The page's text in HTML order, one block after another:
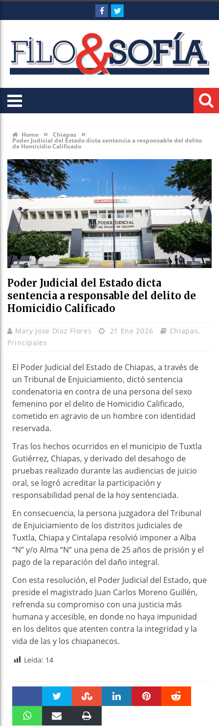
Home » Chiapas »
Poder Judicial del Estado dicta sentencia a responsable del delito
de Homicidio Calificado
Poder Judicial del Estado dicta
sentencia a responsable del delito de
Homicidio Calificado
Mary Jose Díaz Flores 21 Ene 2026 Chiapas,
Principales
El Poder Judicial del Estado de Chiapas, a través de
un Tribunal de Enjuiciamiento, dictó sentencia
condenatoria en contra de una persona del sexo
femenino por el delito de Homicidio Calificado,
cometido en agravio de un hombre con identidad
reservada.
Tras los hechos ocurridos en el municipio de Tuxtla
Gutiérrez, Chiapas, y derivado del desahogo de
pruebas realizado durante las audiencias de juicio
oral, se logró acreditar la participación y
responsabilidad penal de la hoy sentenciada.
En consecuencia, la persona juzgadora del Tribunal
de Enjuiciamiento de los distritos judiciales de
Tuxtla, Chiapa y Cintalapa resolvió imponer a Alba
“N” y/o Alma “N” una pena de 25 años de prisión y el
pago de la reparación del daño integral.
Con esta resolución, el Poder Judicial del Estado, que
preside el magistrado Juan Carlos Moreno Guillén,
refrenda su compromiso con una justicia más
humana y accesible, en donde no haya impunidad
en los delitos que atenten contra la integridad y la
vida de las y los chiapanecos.
Leída: 14
Faceboo Twitter Stumble